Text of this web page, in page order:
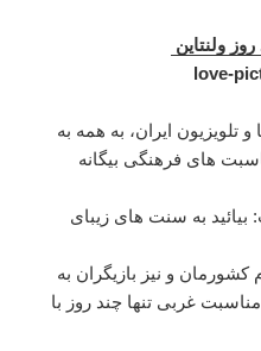
ولنتاین
تلویزیون ایران، به همه به
های فرهنگی بیگانه
به سنت های زیبای
و نیز بازیگران به
مناسبت غربی تنها چند روز با